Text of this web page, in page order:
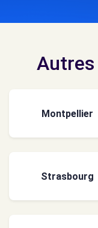
Autres
Montpellier
Strasbourg